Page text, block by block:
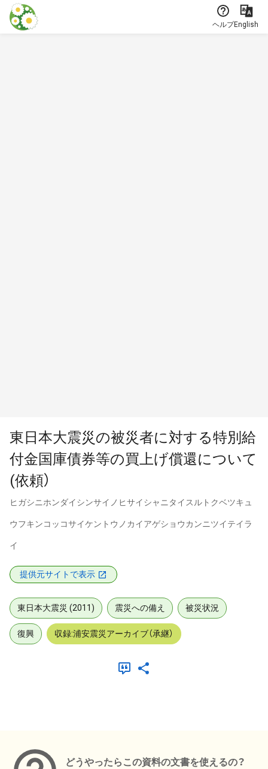
本文に飛ぶ
ヘルプEnglish
東日本大震災の被災者に対する特別給
付金国庫債券等の買上げ償還について
(依頼）
ヒガシニホンダイシンサイノヒサイシャニタイスルトクベツキュ
ウフキンコッコサイケントウノカイアゲショウカンニツイテイラ
イ
提供元サイトで表示
東日本大震災 (2011) 震災への備え 被災状況
復興 収録:浦安震災アーカイブ（承継）
どうやったらこの資料の文書を使えるの？